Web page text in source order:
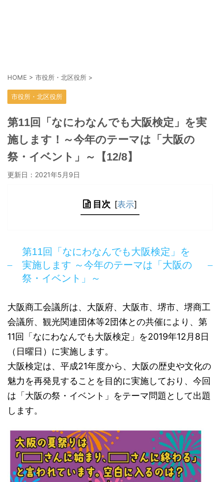
HOME > 市役所・北区役所 >
市役所・北区役所
第11回「なにわなんでも大阪検定」を実
施します！～今年のテーマは「大阪の
祭・イベント」～【12/8】
更新日： 2021年5月9日
目次 [表示]
第11回「なにわなんでも大阪検定」を
実施します ～今年のテーマは「大阪の
祭・イベント」～
大阪商工会議所は、大阪府、大阪市、堺市、堺商工
会議所、観光関連団体等2団体との共催により、第
11回「なにわなんでも大阪検定」を2019年12月8日
（日曜日）に実施します。
大阪検定は、平成21年度から、大阪の歴史や文化の
魅力を再発見することを目的に実施しており、今回
は「大阪の祭・イベント」をテーマ問題として出題
します。